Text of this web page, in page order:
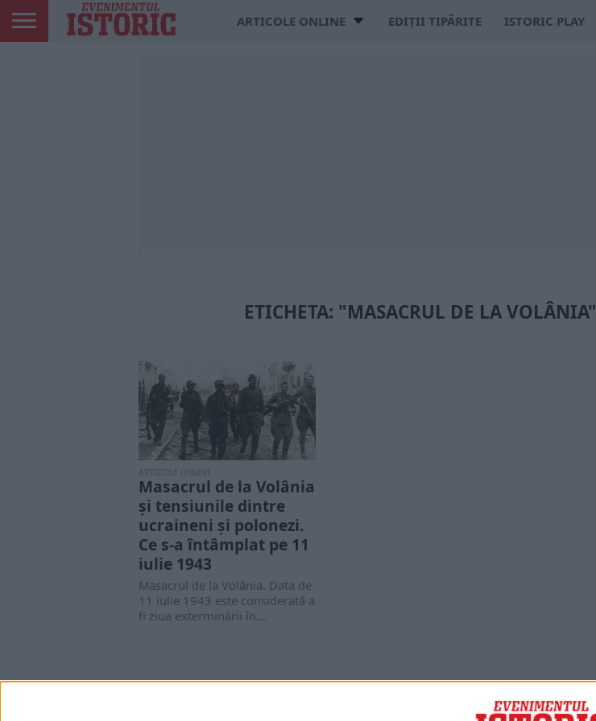
ARTICOLE ONLINE EDIȚII TIPĂRITE ISTORIC PLAY
ETICHETA: "MASACRUL DE LA VOLÂNIA"
ARTICOLE ONLINE
Masacrul de la Volânia
și tensiunile dintre
ucraineni și polonezi.
Ce s-a întâmplat pe 11
iulie 1943
Masacrul de la Volânia. Data de
11 iulie 1943 este considerată a
fi ziua exterminării în...